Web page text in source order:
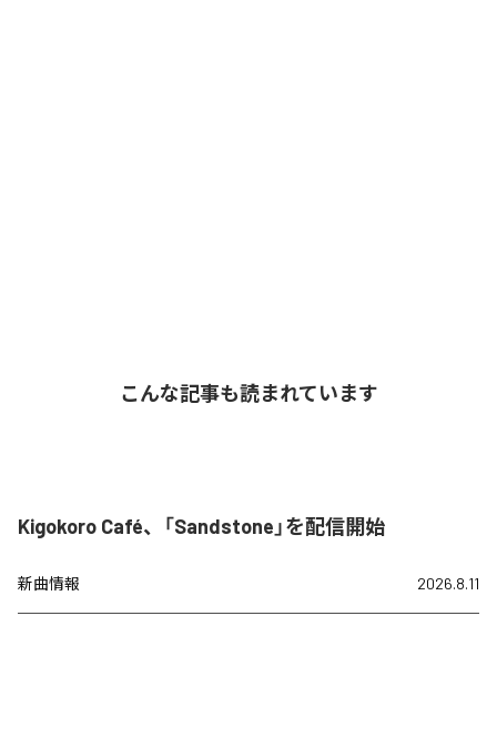
こんな記事も読まれています
Kigokoro Café、「Sandstone」を配信開始
新曲情報 2026.8.11